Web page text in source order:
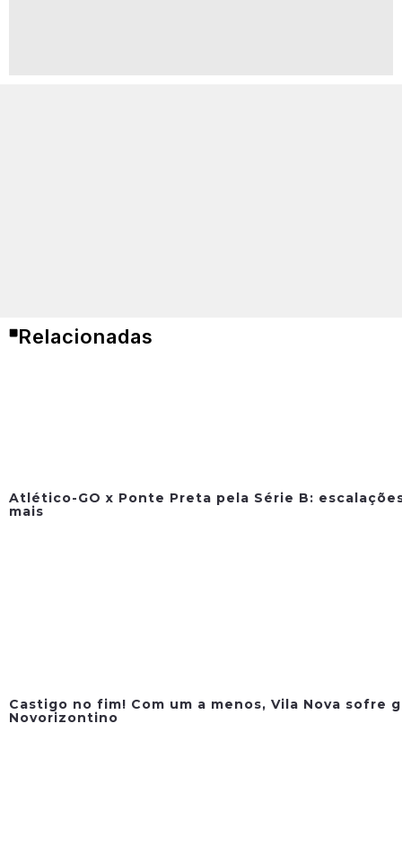
Relacionadas
Atlético-GO x Ponte Preta pela Série B:
mais
Castigo no fim! Com um a menos, Vila Nova sofre
Novorizontino